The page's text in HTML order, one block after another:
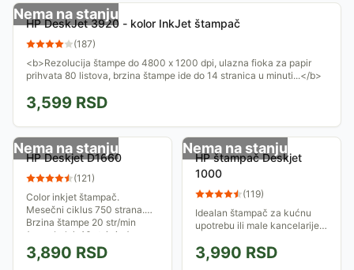
Nema na stanju
HP DeskJet 3920 - kolor InkJet štampač
(187)
<b>Rezolucija štampe do 4800 x 1200 dpi, ulazna fioka za papir
prihvata 80 listova, brzina štampe ide do 14 stranica u minuti...</b>
3,599 RSD
Nema na stanju
HP Deskjet D1660
(121)
Color inkjet štampač.
Mesečni ciklus 750 strana.
Brzina štampe 20 str/min
(crno-belo), 16 str/min (u
boji)...
3,890 RSD
Nema na stanju
HP štampač Deskjet
1000
(119)
Idealan štampač za kućnu
upotrebu ili male kancelarije.
crno-beloj varijanti i 12
str/min u boji ...
3,990 RSD